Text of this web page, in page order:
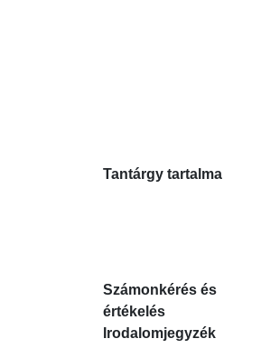
Tantárgy tartalma
Számonkérés és
értékelés
Irodalomjegyzék